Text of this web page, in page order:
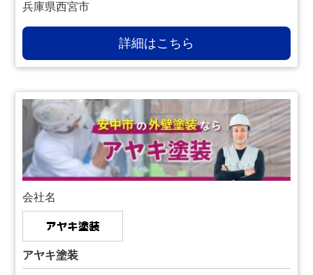
兵庫県西宮市
詳細はこちら
会社名
アヤキ塗装